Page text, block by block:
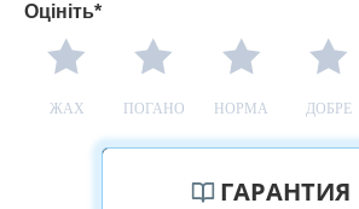
Оцініть*
ЖАХ ПОГАНО НОРМА ДОБРЕ
ГАРАНТИЯ